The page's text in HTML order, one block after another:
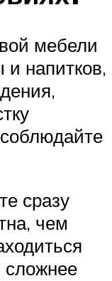
мебели
и напитков,
сразу
чем
сложнее